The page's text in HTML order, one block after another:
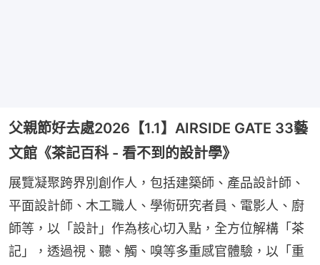
父親節好去處2026【1.1】AIRSIDE GATE 33藝
文館《茶記百科 - 看不到的設計學》
展覽凝聚跨界別創作人，包括建築師、產品設計師、
平面設計師、木工職人、學術研究者員、電影人、廚
師等，以「設計」作為核心切入點，全方位解構「茶
記」，透過視、聽、觸、嗅等多重感官體驗，以「重